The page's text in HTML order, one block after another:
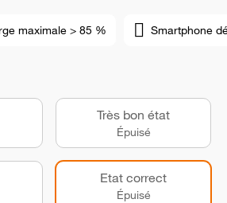
maximale > 85 % Smartphone
Très bon état
Épuisé
Etat correct
Épuisé